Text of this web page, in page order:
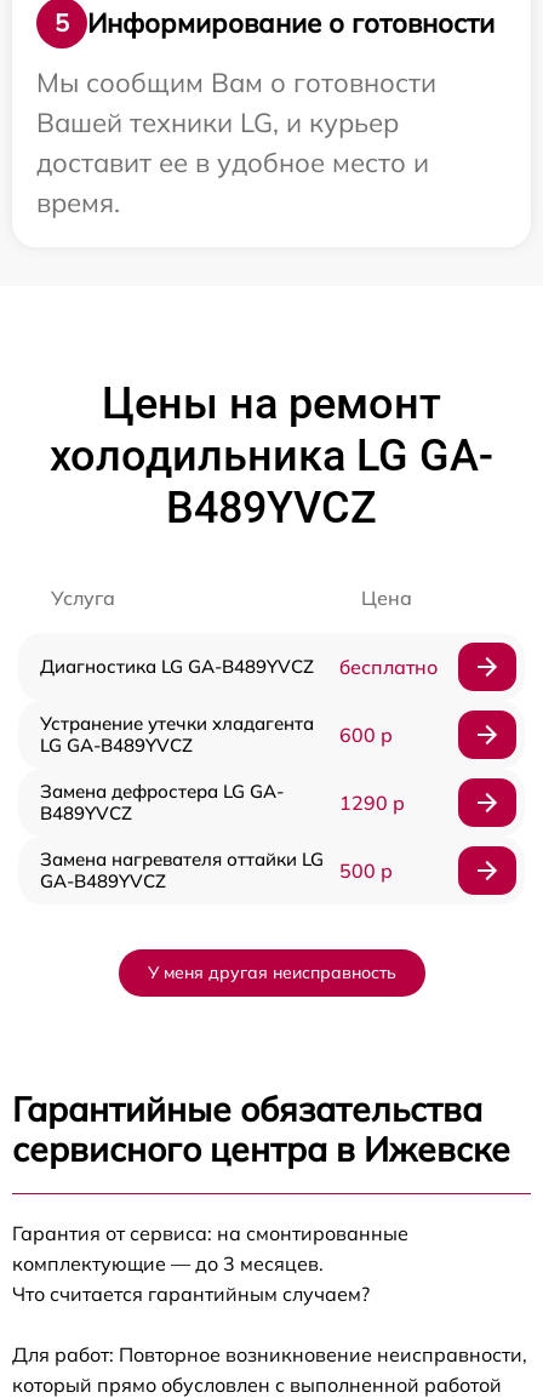
5
Информирование о готовности
Мы сообщим Вам о готовности
Вашей техники LG, и курьер
доставит ее в удобное место и
время.
Цены на ремонт
холодильника LG GA-
B489YVCZ
Услуга Цена
Диагностика LG GA-B489YVCZ бесплатно
Устранение утечки хладагента
LG GA-B489YVCZ
600 р
Замена дефростера LG GA-
B489YVCZ
1290 р
Замена нагревателя оттайки LG
GA-B489YVCZ
500 р
У меня другая неисправность
Гарантийные обязательства
сервисного центра в Ижевске
Гарантия от сервиса: на смонтированные
комплектующие — до 3 месяцев.
Что считается гарантийным случаем?
Для работ: Повторное возникновение неисправности,
который прямо обусловлен с выполненной работой